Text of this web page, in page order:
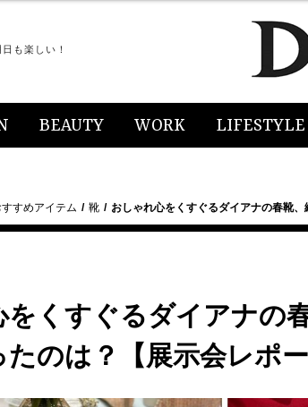
も楽しい！
BEAUTY WORK LIFESTYLE
すすめアイテム 靴 おしゃれ心をくすぐるダイアナの春靴
をくすぐるダイアナの
のは？【展示会レポー